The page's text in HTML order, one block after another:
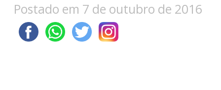
Postado em 7 de outubro de 2016